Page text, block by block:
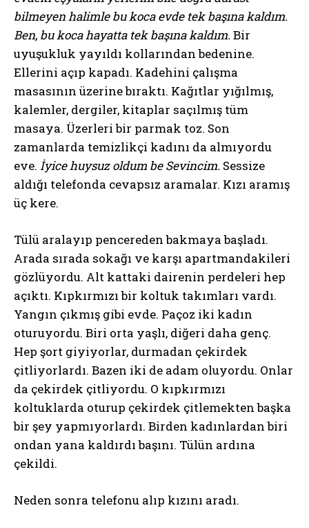
bilmeyen halimle bu koca evde tek başına kaldım.
Ben, bu koca hayatta tek başına kaldım.Bir
uyuşukluk yayıldı kollarından bedenine.
Ellerini açıp kapadı. Kadehini çalışma
masasının üzerine bıraktı. Kağıtlar yığılmış,
kalemler, dergiler, kitaplar saçılmış tüm
masaya. Üzerleri bir parmak toz. Son
zamanlarda temizlikçi kadını da almıyordu
eve. İyice huysuz oldum be Sevincim. Sessize
aldığı telefonda cevapsız aramalar. Kızı aramış
üç kere.
Tülü aralayıp pencereden bakmaya başladı.
Arada sırada sokağı ve karşı apartmandakileri
gözlüyordu. Alt kattaki dairenin perdeleri hep
açıktı. Kıpkırmızı bir koltuk takımları vardı.
Yangın çıkmış gibi evde. Paçoz iki kadın
oturuyordu. Biri orta yaşlı, diğeri daha genç.
Hep şort giyiyorlar, durmadan çekirdek
çitliyorlardı. Bazen iki de adam oluyordu. Onlar
da çekirdek çitliyordu. O kıpkırmızı
koltuklarda oturup çekirdek çitlemekten başka
bir şey yapmıyorlardı. Birden kadınlardan biri
ondan yana kaldırdı başını. Tülün ardına
çekildi.
Neden sonra telefonu alıp kızını aradı.